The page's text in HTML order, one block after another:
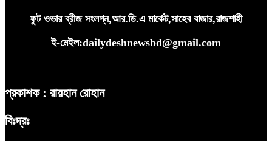
ফুট ওভার ব্রীজ সংলগ্ন,আর.ডি.এ মার্কেট,সাহেব বাজার,রাজশাহী
ই-মেইল:dailydeshnewsbd@gmail.com
প্রকাশক : রায়হান রোহান
বিঃদ্রঃ